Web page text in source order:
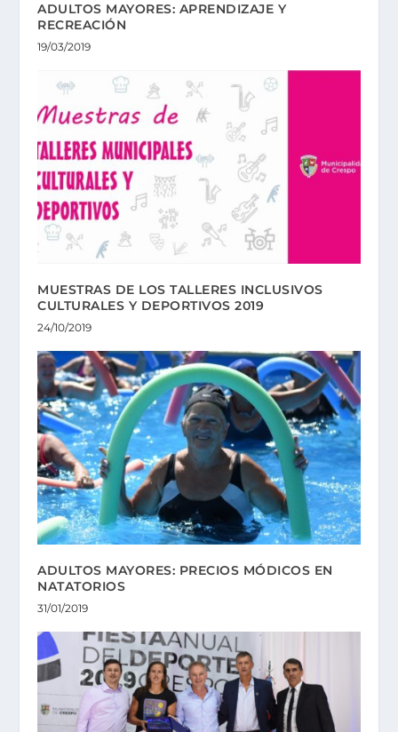
ADULTOS MAYORES: APRENDIZAJE Y
RECREACIÓN
19/03/2019
MUESTRAS DE LOS TALLERES INCLUSIVOS
CULTURALES Y DEPORTIVOS 2019
24/10/2019
ADULTOS MAYORES: PRECIOS MÓDICOS EN
NATATORIOS
31/01/2019